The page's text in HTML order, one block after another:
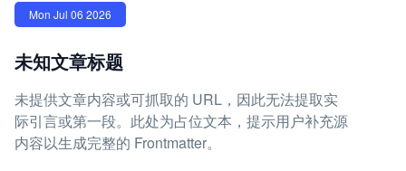
Mon Jul 06 2026
未知文章标题
未提供文章内容或可抓取的 URL，因此无法提取实
际引言或第一段。此处为占位文本，提示用户补充源
内容以生成完整的 Frontmatter。